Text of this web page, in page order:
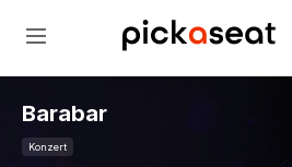
Barabar
Konzert